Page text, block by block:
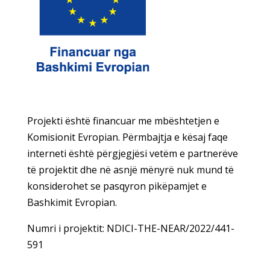
Projekti është financuar me mbështetjen e
Komisionit Evropian. Përmbajtja e kësaj faqe
interneti është përgjegjësi vetëm e partnerëve
të projektit dhe në asnjë mënyrë nuk mund të
konsiderohet se pasqyron pikëpamjet e
Bashkimit Evropian.
Numri i projektit: NDICI-THE-NEAR/2022/441-
591